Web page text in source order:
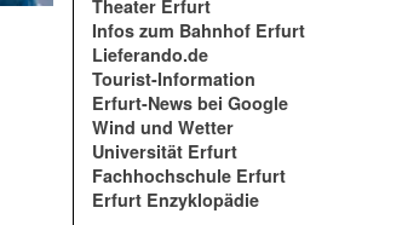
Theater Erfurt
Infos zum Bahnhof Erfurt
Lieferando.de
Tourist-Information
Erfurt-News bei Google
Wind und Wetter
Universität Erfurt
Fachhochschule Erfurt
Erfurt Enzyklopädie